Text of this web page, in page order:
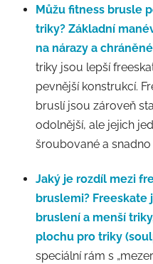
Můžu fitness brusle
triky? Základní
na nárazy a
triky jsou lepší
pevnější konstrukcí.
bruslí jsou zároveň
odolnější, ale jejich
šroubované a
Jaký je rozdíl mezi
bruslemi? Freeskate
bruslení a menší
plochu pro triky
speciální rám s